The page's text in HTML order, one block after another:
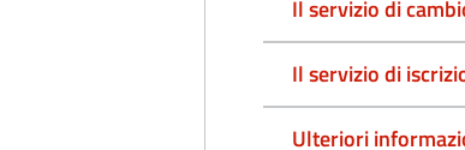
Il servizio di
Il servizio di
Ulteriori